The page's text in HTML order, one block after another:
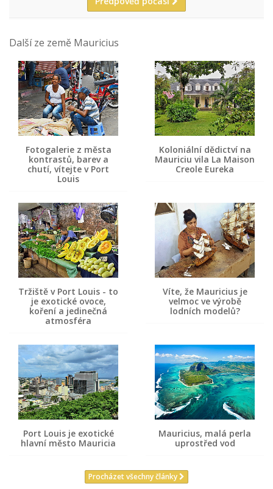
Další ze země Mauricius
Fotogalerie z města
kontrastů, barev a
chutí, vítejte v Port
Louis
Koloniální dědictví na
Mauriciu vila La Maison
Creole Eureka
Tržiště v Port Louis - to
je exotické ovoce,
koření a jedinečná
atmosféra
Víte, že Mauricius je
velmoc ve výrobě
lodních modelů?
Port Louis je exotické
hlavní město Mauricia
Mauricius, malá perla
uprostřed vod
Procházet všechny články